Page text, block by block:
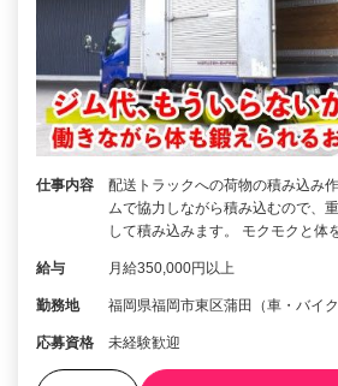
仕事内容
配送トラックへの荷物の積み込み
ムで協力しながら積み込むので、
して積み込みます。 モクモクと体
給与 月給350,000円以上
勤務地 福岡県福岡市東区蒲田（車・バイク
応募資格 未経験歓迎